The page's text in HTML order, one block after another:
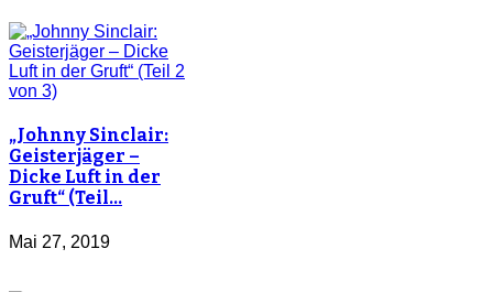
„Johnny Sinclair:
Geisterjäger –
Dicke Luft in der
Gruft“ (Teil…
Mai 27, 2019